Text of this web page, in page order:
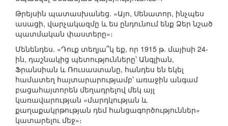
Թրեյսին պատասխանեց. «Այո, Սենատոր, ինչպես
ասացի, վարչակազմը և ես ընդունում ենք Ձեր նշած
պատմական փաստերը»։
Մենենդես. «Դուք տեղյա՞կ եք, որ 1915 թ. մայիսի 24-
ին, դաշնակից պետությունները՝ Անգլիան,
Ֆրանսիան և Ռուսաստանը, հանդես են եկել
համատեղ հայտարարությամբ՝ առաջին անգամ
բացահայտորեն մեղադրելով մեկ այլ
կառավարության «մարդկության և
քաղաքակրթության դեմ հանցագործություններ»
կատարելու մեջ»։